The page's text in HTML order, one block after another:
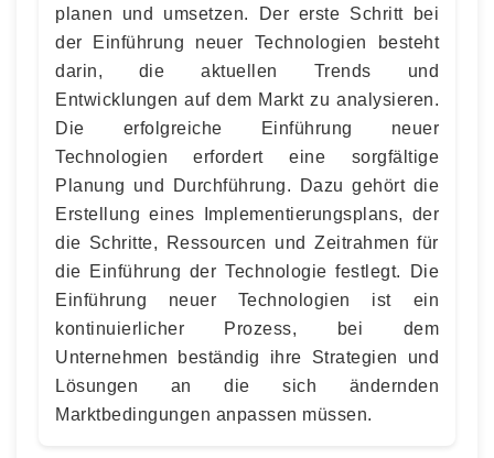
planen und umsetzen. Der erste Schritt bei
der Einführung neuer Technologien besteht
darin, die aktuellen Trends und
Entwicklungen auf dem Markt zu analysieren.
Die erfolgreiche Einführung neuer
Technologien erfordert eine sorgfältige
Planung und Durchführung. Dazu gehört die
Erstellung eines Implementierungsplans, der
die Schritte, Ressourcen und Zeitrahmen für
die Einführung der Technologie festlegt. Die
Einführung neuer Technologien ist ein
kontinuierlicher Prozess, bei dem
Unternehmen beständig ihre Strategien und
Lösungen an die sich ändernden
Marktbedingungen anpassen müssen.